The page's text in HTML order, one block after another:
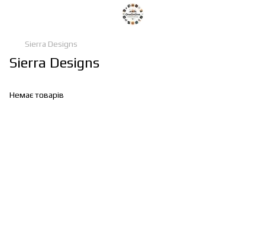
Sierra Designs
Sierra Designs
Немає товарів